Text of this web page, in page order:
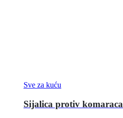
Sve za kuću
Sijalica protiv komaraca